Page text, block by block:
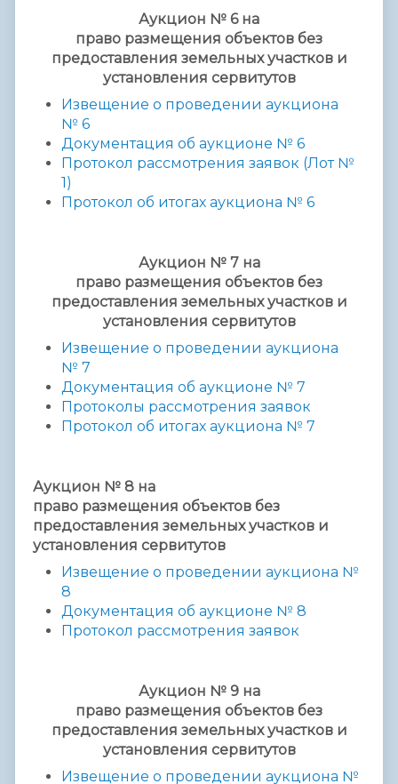
Аукцион № 6 на
право размещения объектов без
предоставления земельных участков и
установления сервитутов
Извещение о проведении аукциона
№ 6
Документация об аукционе № 6
Протокол рассмотрения заявок (Лот №
1)
Протокол об итогах аукциона № 6
Аукцион № 7 на
право размещения объектов без
предоставления земельных участков и
установления сервитутов
Извещение о проведении аукциона
№ 7
Документация об аукционе № 7
Протоколы рассмотрения заявок
Протокол об итогах аукциона № 7
Аукцион № 8 на
право размещения объектов без
предоставления земельных участков и
установления сервитутов
Извещение о проведении аукциона №
8
Документация об аукционе № 8
Протокол рассмотрения заявок
Аукцион № 9 на
право размещения объектов без
предоставления земельных участков и
установления сервитутов
Извещение о проведении аукциона №